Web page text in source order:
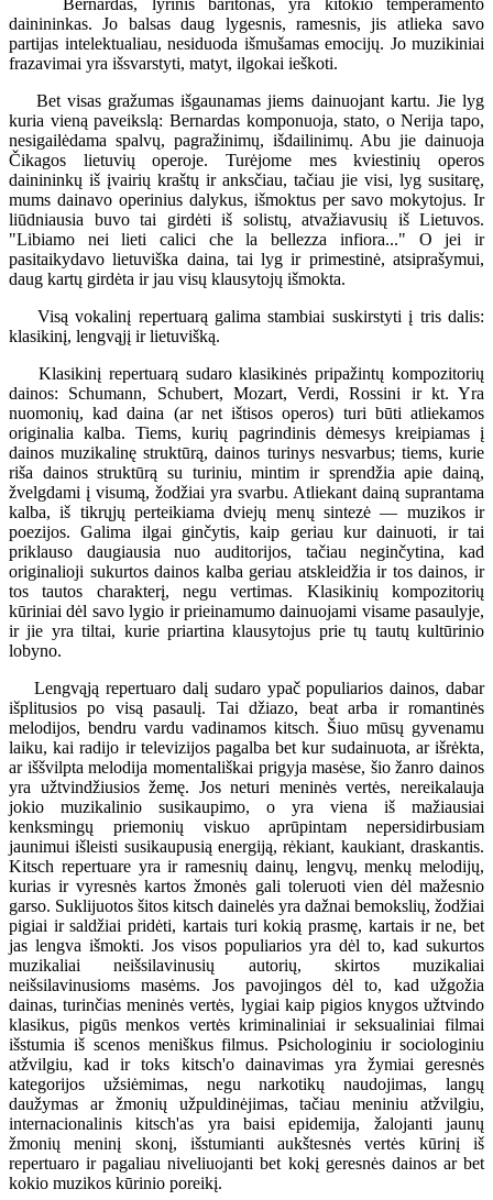
dainininkas. Jo balsas daug lygesnis, ramesnis, jis atlieka savo
partijas intelektualiau, nesiduoda išmušamas emocijų. Jo muzikiniai
frazavimai yra išsvarstyti, matyt, ilgokai ieškoti.
Bet visas gražumas išgaunamas jiems dainuojant kartu. Jie lyg
kuria vieną paveikslą: Bernardas komponuoja, stato, o Nerija tapo,
nesigailėdama spalvų, pagražinimų, išdailinimų. Abu jie dainuoja
Čikagos lietuvių operoje. Turėjome mes kviestinių operos
dainininkų iš įvairių kraštų ir anksčiau, tačiau jie visi, lyg susitarę,
mums dainavo operinius dalykus, išmoktus per savo mokytojus. Ir
liūdniausia buvo tai girdėti iš solistų, atvažiavusių iš Lietuvos.
"Libiamo nei lieti calici che la bellezza infiora..." O jei ir
pasitaikydavo lietuviška daina, tai lyg ir primestinė, atsiprašymui,
daug kartų girdėta ir jau visų klausytojų išmokta.
Visą vokalinį repertuarą galima stambiai suskirstyti į tris dalis:
klasikinį, lengvąjį ir lietuvišką.
Klasikinį repertuarą sudaro klasikinės pripažintų kompozitorių
dainos: Schumann, Schubert, Mozart, Verdi, Rossini ir kt. Yra
nuomonių, kad daina (ar net ištisos operos) turi būti atliekamos
originalia kalba. Tiems, kurių pagrindinis dėmesys kreipiamas į
dainos muzikalinę struktūrą, dainos turinys nesvarbus; tiems, kurie
riša dainos struktūrą su turiniu, mintim ir sprendžia apie dainą,
žvelgdami į visumą, žodžiai yra svarbu. Atliekant dainą suprantama
kalba, iš tikrųjų perteikiama dviejų menų sintezė — muzikos ir
poezijos. Galima ilgai ginčytis, kaip geriau kur dainuoti, ir tai
priklauso daugiausia nuo auditorijos, tačiau neginčytina, kad
originalioji sukurtos dainos kalba geriau atskleidžia ir tos dainos, ir
tos tautos charakterį, negu vertimas. Klasikinių kompozitorių
kūriniai dėl savo lygio ir prieinamumo dainuojami visame pasaulyje,
ir jie yra tiltai, kurie priartina klausytojus prie tų tautų kultūrinio
lobyno.
Lengvąją repertuaro dalį sudaro ypač populiarios dainos, dabar
išplitusios po visą pasaulį. Tai džiazo, beat arba ir romantinės
melodijos, bendru vardu vadinamos kitsch. Šiuo mūsų gyvenamu
laiku, kai radijo ir televizijos pagalba bet kur sudainuota, ar išrėkta,
ar iššvilpta melodija momentališkai prigyja masėse, šio žanro dainos
yra užtvindžiusios žemę. Jos neturi meninės vertės, nereikalauja
jokio muzikalinio susikaupimo, o yra viena iš mažiausiai
kenksmingų priemonių viskuo aprūpintam nepersidirbusiam
jaunimui išleisti susikaupusią energiją, rėkiant, kaukiant, draskantis.
Kitsch repertuare yra ir ramesnių dainų, lengvų, menkų melodijų,
kurias ir vyresnės kartos žmonės gali toleruoti vien dėl mažesnio
garso. Suklijuotos šitos kitsch dainelės yra dažnai bemokslių, žodžiai
pigiai ir saldžiai pridėti, kartais turi kokią prasmę, kartais ir ne, bet
jas lengva išmokti. Jos visos populiarios yra dėl to, kad sukurtos
muzikaliai neišsilavinusių autorių, skirtos muzikaliai
neišsilavinusioms masėms. Jos pavojingos dėl to, kad užgožia
dainas, turinčias meninės vertės, lygiai kaip pigios knygos užtvindo
klasikus, pigūs menkos vertės kriminaliniai ir seksualiniai filmai
išstumia iš scenos meniškus filmus. Psichologiniu ir sociologiniu
atžvilgiu, kad ir toks kitsch'o dainavimas yra žymiai geresnės
kategorijos užsiėmimas, negu narkotikų naudojimas, langų
daužymas ar žmonių užpuldinėjimas, tačiau meniniu atžvilgiu,
internacionalinis kitsch'as yra baisi epidemija, žalojanti jaunų
žmonių meninį skonį, išstumianti aukštesnės vertės kūrinį iš
repertuaro ir pagaliau niveliuojanti bet kokį geresnės dainos ar bet
kokio muzikos kūrinio poreikį.